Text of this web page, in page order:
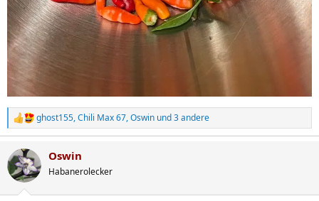
R
e
k
t
i
ghost155,Chili Max 67,Oswin und 3 andere
Oswin
Habanerolecker